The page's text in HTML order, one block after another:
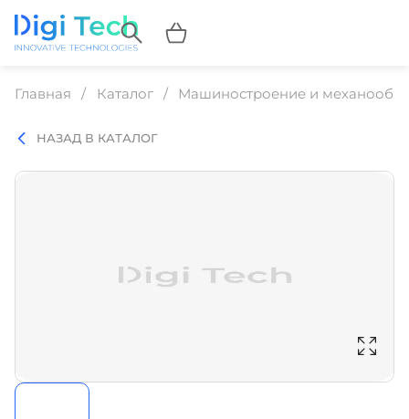
Главная Каталог Машиностроение и
НАЗАД В КАТАЛОГ